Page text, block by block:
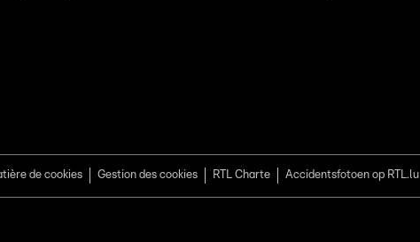
de cookies Gestion des cookies RTL Charte Accidentsfotoen op RTL.lu